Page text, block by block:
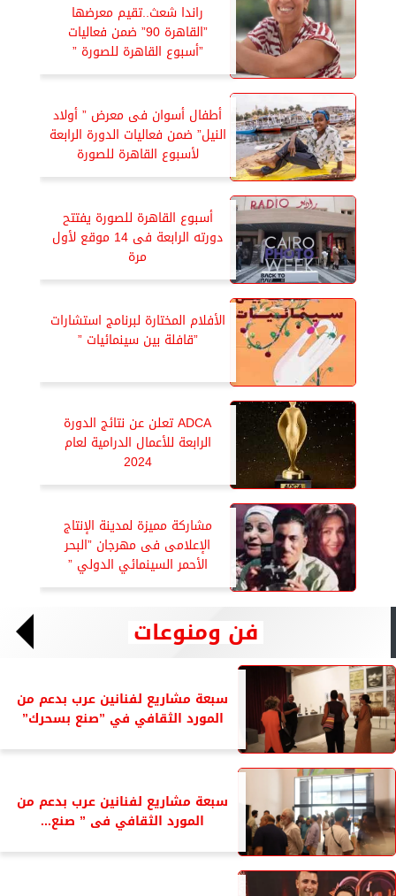
راندا شعث..تقيم معرضها
”القاهرة 90” ضمن فعاليات
”أسبوع القاهرة للصورة ”
أطفال أسوان فى معرض ” أولاد
النيل” ضمن فعاليات الدورة الرابعة
لأسبوع القاهرة للصورة
أسبوع القاهرة للصورة يفتتح
دورته الرابعة فى 14 موقع لأول
مرة
الأفلام المختارة لبرنامج استشارات
”قافلة بين سينمائيات ”
ADCA تعلن عن نتائج الدورة
الرابعة للأعمال الدرامية لعام
2024
مشاركة مميزة لمدينة الإنتاج
الإعلامى فى مهرجان ”البحر
الأحمر السينمائي الدولي ”
فن ومنوعات
سبعة مشاريع لفنانين عرب بدعم من
المورد الثقافي في ”صنع بسحرك”
سبعة مشاريع لفنانين عرب بدعم من
المورد الثقافي فى ” صنع...